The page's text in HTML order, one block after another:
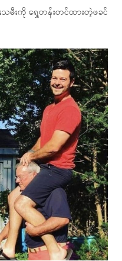
သမီးကို ရှေ့တန်းတင်ထားတဲ့ဖခင်